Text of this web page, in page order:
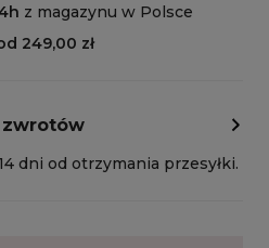
z magazynu w Polsce
249,00 zł
zwrotów
dni od otrzymania przesyłki.